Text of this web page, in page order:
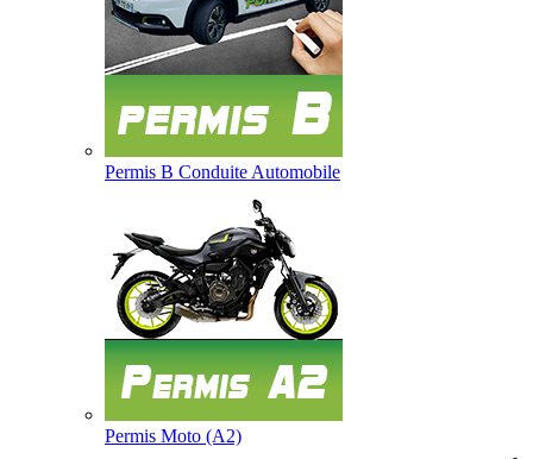
Permis B Conduite Automobile
Permis Moto (A2)